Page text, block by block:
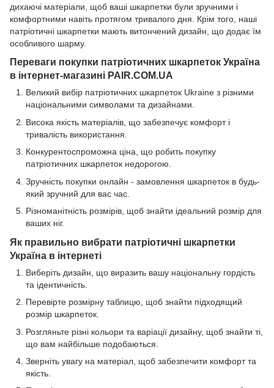
дихаючі матеріали, щоб ваші шкарпетки були зручними і
комфортними навіть протягом тривалого дня. Крім того, наші
патріотичні шкарпетки мають витончений дизайн, що додає їм
особливого шарму.
Переваги покупки патріотичних шкарпеток Україна
в інтернет-магазині PAIR.COM.UA
Великий вибір патріотичних шкарпеток Ukraine з різними
національними символами та дизайнами.
Висока якість матеріалів, що забезпечує комфорт і
тривалість використання.
Конкурентоспроможна ціна, що робить покупку
патріотичних шкарпеток недорогою.
Зручність покупки онлайн - замовлення шкарпеток в будь-
який зручний для вас час.
Різноманітність розмірів, щоб знайти ідеальний розмір для
ваших ніг.
Як правильно вибрати патріотичні шкарпетки
Україна в інтернеті
Виберіть дизайн, що виразить вашу національну гордість
та ідентичність.
Перевірте розмірну таблицю, щоб знайти підходящий
розмір шкарпеток.
Розгляньте різні кольори та варіації дизайну, щоб знайти ті,
що вам найбільше подобаються.
Зверніть увагу на матеріал, щоб забезпечити комфорт та
якість.